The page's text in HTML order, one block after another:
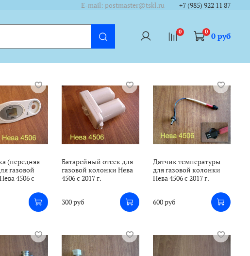
E-mail: postmaster@tskl.ru +7 (985) 922 11 87
0 0 0 руб
(передняя
газовой
4506 с
Батарейный отсек для
газовой колонки Нева
4506 с 2017 г.
300 руб
Датчик температуры
для газовой колонки
Нева 4506 с 2017 г.
600 руб
cycounter?https://www.tskl.ru&theme=dark&lang=ru"/></a>
cycounter?https://www.tskl.ru&theme=dark&lang=ru"/></a>